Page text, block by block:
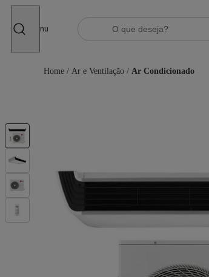
Menu
Home / Ar e Ventilação / Ar Condicionado